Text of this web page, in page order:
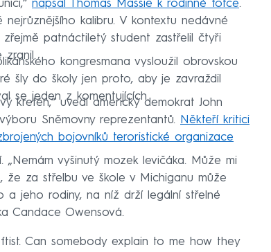
napsal Thomas Massie k rodinné fotce.
kalibru. V kontextu nedávné
patnáctiletý student zastřelil čtyři
zranil.
kongresmana vysloužil obrovskou
šly do školy jen proto, aby je zavraždil
se jeden z komentujících.
kretén,“ uvedl americký demokrat John
Sněmovny reprezentantů. Někteří kritici
bojovníků teroristické organizace
vyšinutý mozek levičáka. Může mi
za střelbu ve škole v Michiganu může
a jeho rodiny, na níž drží legální střelné
Candace Owensová.
Can somebody explain to me how they